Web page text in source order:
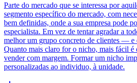
Parte do mercado que se interessa por
segmento específico do mercado, com
bem definidas, onde a sua empresa pode
especialista. Em vez de tentar agradar a
melhor um grupo concreto de clientes — e
Quanto mais claro for o nicho, mais fácil é
vender com margem. Formar um nicho
personalizadas ao individuo, à unidade.